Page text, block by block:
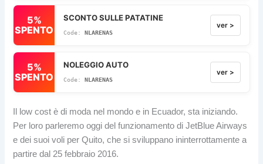
5%
SPENTO
SCONTO SULLE PATATINE
NLARENAS
ver >
5%
SPENTO
NOLEGGIO AUTO
NLARENAS
ver >
Il low cost è di moda nel mondo e in Ecuador, sta iniziando.
Per loro parleremo oggi del funzionamento di JetBlue Airways
e dei suoi voli per Quito, che si sviluppano ininterrottamente a
partire dal 25 febbraio 2016.